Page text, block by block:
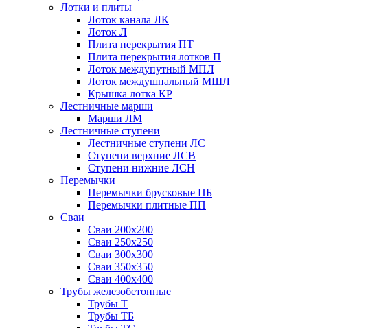
Лотки и плиты
Лоток канала ЛК
Лоток Л
Плита перекрытия ПТ
Плита перекрытия лотков П
Лоток междупутный МПЛ
Лоток междушпальный МШЛ
Крышка лотка КР
Лестничные марши
Марши ЛМ
Лестничные ступени
Лестничные ступени ЛС
Ступени верхние ЛСВ
Ступени нижние ЛСН
Перемычки
Перемычки брусковые ПБ
Перемычки плитные ПП
Сваи
Сваи 200х200
Сваи 250х250
Сваи 300х300
Сваи 350х350
Сваи 400х400
Трубы железобетонные
Трубы Т
Трубы ТБ